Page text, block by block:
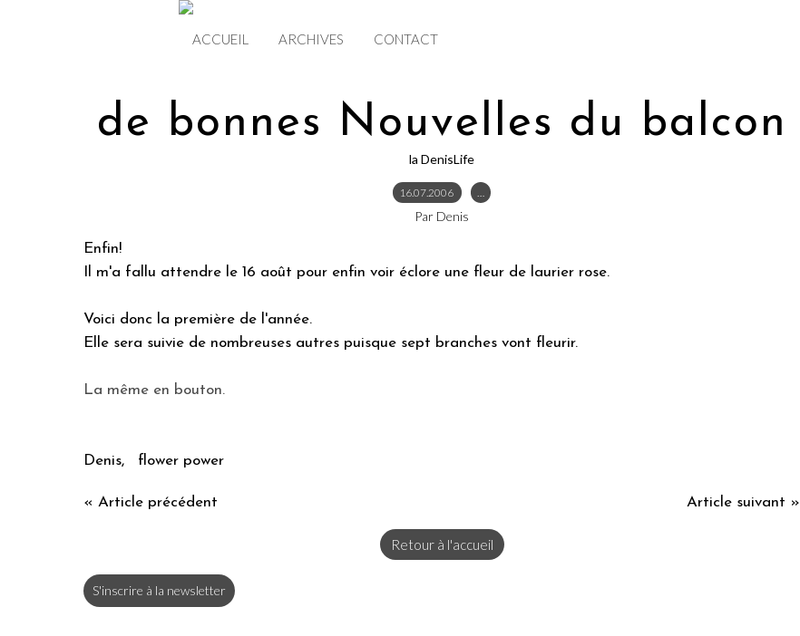
ACCUEIL ARCHIVES CONTACT
de bonnes Nouvelles du balcon
la DenisLife
16.07.2006 …
Par Denis
Enfin!
Il m'a fallu attendre le 16 août pour enfin voir éclore une fleur de laurier rose.
Voici donc la première de l'année.
Elle sera suivie de nombreuses autres puisque sept branches vont fleurir.
La même en bouton.
Denis, flower power
« Article précédent Article suivant »
Retour à l'accueil
S'inscrire à la newsletter